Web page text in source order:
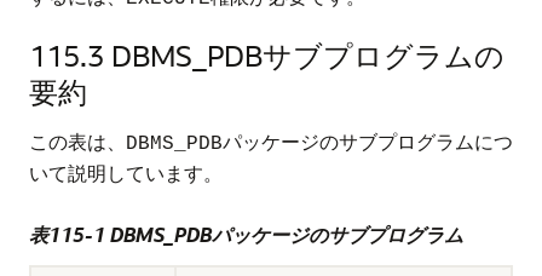
115.3 DBMS_PDBサブプログラムの
要約
この表は、 DBMS_PDBパッケージのサブプログラムにつ
いて説明しています。
表115-1 DBMS_PDBパッケージのサブプログラム